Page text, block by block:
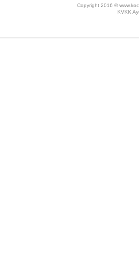
Copyright 2016 ©
KVKK